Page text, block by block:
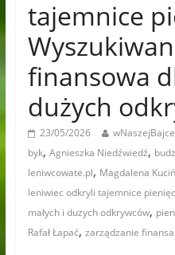
tajemnice
finansowa
dużych
23/05/2026 wNaszejBajce
byk, Agnieszka Niedźwiedź,
leniwcowate.pl, Magdalena
leniwiec odkryli tajemnice
małych i dużych odkrywców,
Rafał Łapać, zarządzanie